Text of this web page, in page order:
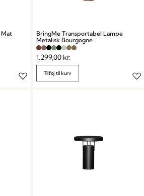
Mat
BringMe Transportabel Lampe
Metalisk Bourgogne
1.299,00 kr.
Tilføj til kurv